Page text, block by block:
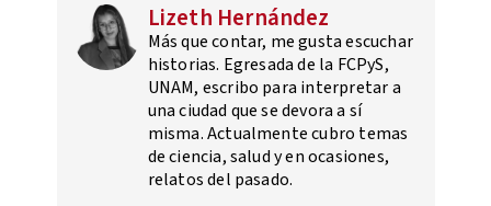
Lizeth Hernández
Más que contar, me gusta escuchar
historias. Egresada de la FCPyS,
UNAM, escribo para interpretar a
una ciudad que se devora a sí
misma. Actualmente cubro temas
de ciencia, salud y en ocasiones,
relatos del pasado.